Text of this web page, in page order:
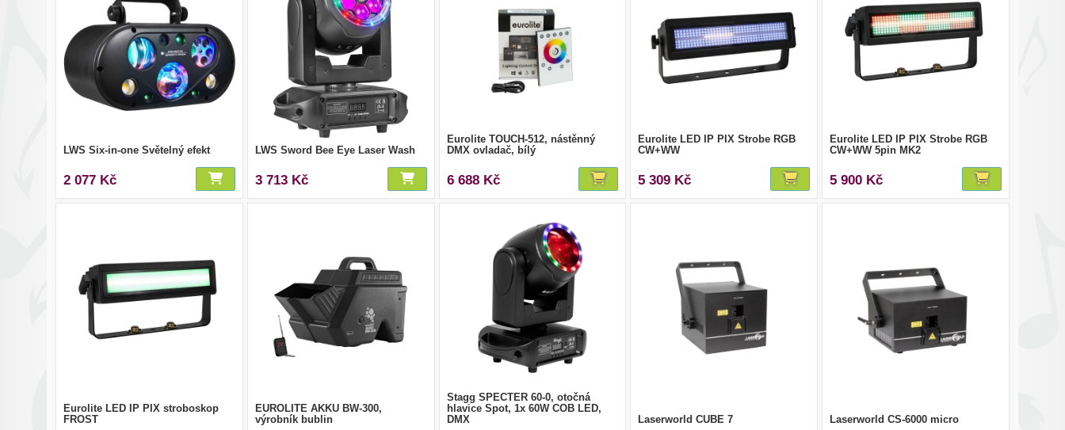
LWS Six-in-one Světelný efekt
2 077 Kč
LWS Sword Bee Eye Laser Wash
3 713 Kč
Eurolite TOUCH-512, nástěnný
DMX ovladač, bílý
6 688 Kč
Eurolite LED IP PIX Strobe RGB
CW+WW
5 309 Kč
Eurolite LED IP PIX Strobe RGB
CW+WW 5pin MK2
5 900 Kč
Eurolite LED IP PIX stroboskop
FROST
EUROLITE AKKU BW-300,
výrobník bublin
Stagg SPECTER 60-0, otočná
hlavice Spot, 1x 60W COB LED,
DMX
Laserworld CUBE 7 Laserworld CS-6000 micro